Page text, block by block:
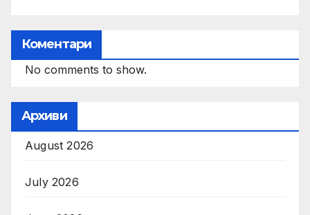
Коментари
No comments to show.
Архиви
August 2026
July 2026